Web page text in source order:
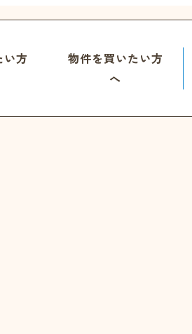
方
物件を買いたい方
へ